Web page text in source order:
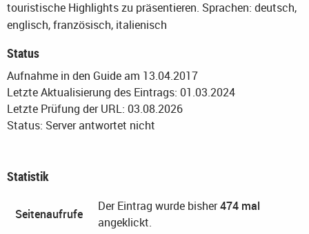
touristische Highlights zu präsentieren. Sprachen: deutsch,
englisch, französisch, italienisch
Status
Aufnahme in den Guide am 13.04.2017
Letzte Aktualisierung des Eintrags: 01.03.2024
Letzte Prüfung der URL: 03.08.2026
Status: Server antwortet nicht
Statistik
Seitenaufrufe
Der Eintrag wurde bisher474 mal
angeklickt.